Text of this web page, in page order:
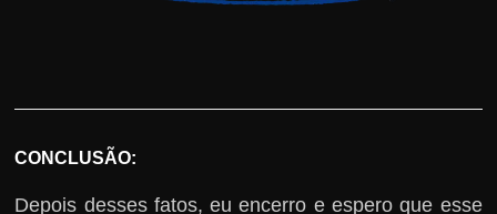
CONCLUSÃO:
Depois desses fatos, eu encerro e espero que esse